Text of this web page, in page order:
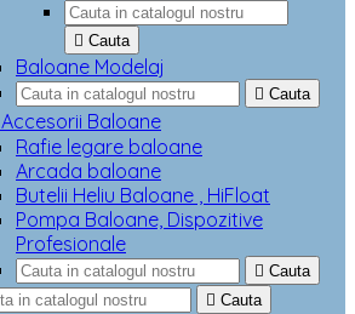
 Cauta
Baloane Modelaj
 Cauta
Accesorii Baloane
Rafie legare baloane
Arcada baloane
Butelii Heliu Baloane , HiFloat
Pompa Baloane, Dispozitive
Profesionale
 Cauta
 Cauta